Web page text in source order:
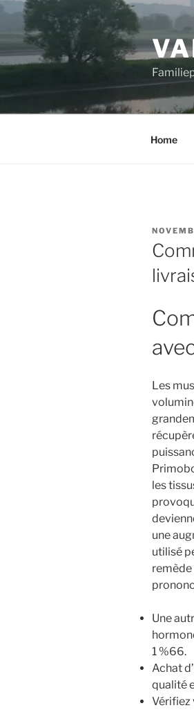
Ga
de
inhoud
Home
OP
Les
les
une
utilisé
Une
1 %66.
Achat
qualité
Vérifiez